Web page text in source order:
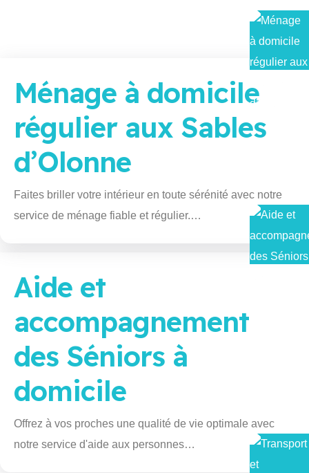
Ménage à domicile
régulier aux Sables
d’Olonne
Faites briller votre intérieur en toute sérénité avec notre
service de ménage fiable et régulier.…
Aide et
accompagnement
des Séniors à
domicile
Offrez à vos proches une qualité de vie optimale avec
notre service d'aide aux personnes…